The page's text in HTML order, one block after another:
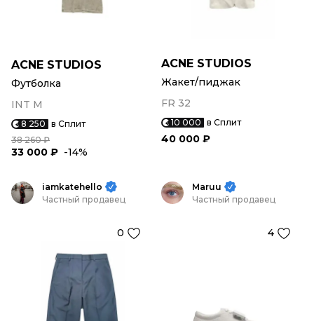
ACNE STUDIOS
Футболка
INT M
8 250 в Сплит
38 260 ₽
33 000 ₽ -14%
ACNE STUDIOS
Жакет/пиджак
FR 32
10 000 в Сплит
40 000 ₽
iamkatehello
Частный продавец
0
Maruu
Частный продавец
4